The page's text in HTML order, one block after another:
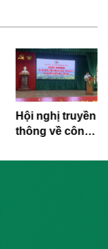
Hội nghị truyền
thông về công
bảo vệ rừng